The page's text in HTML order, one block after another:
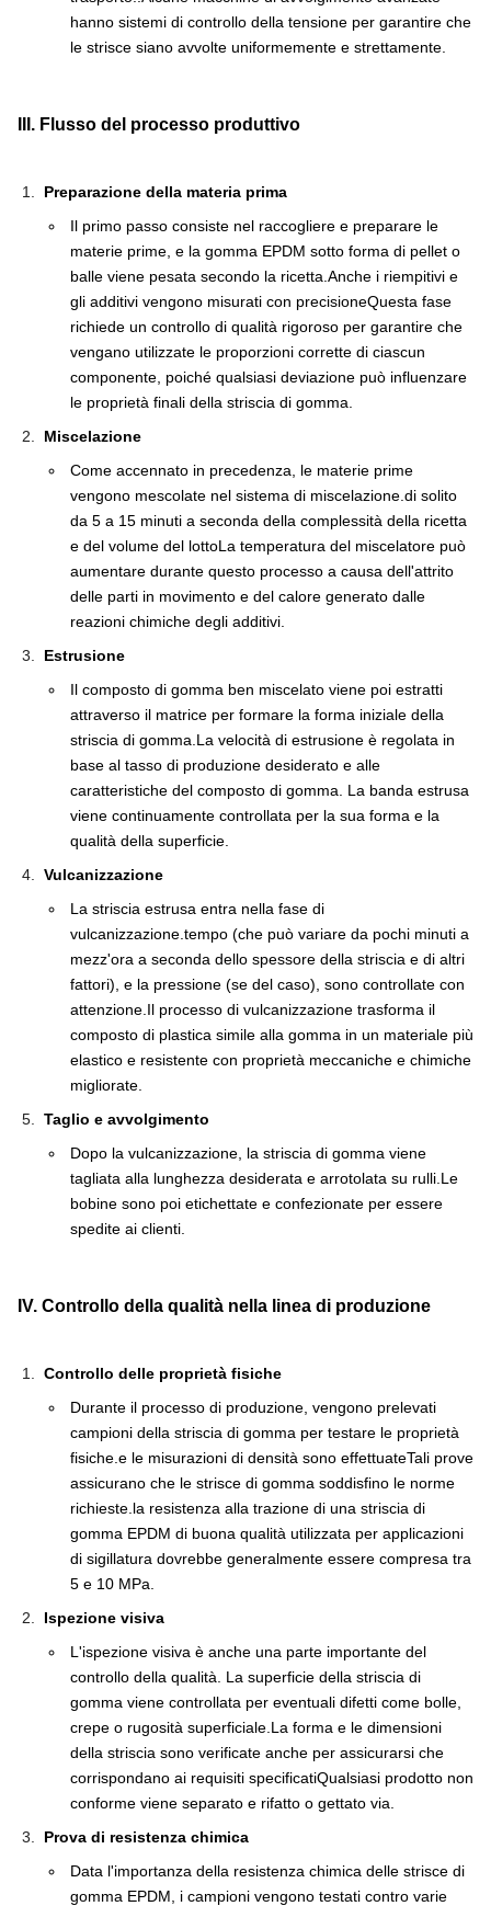
hanno sistemi di controllo della tensione per garantire che
le strisce siano avvolte uniformemente e strettamente.
III. Flusso del processo produttivo
Preparazione della materia prima
Il primo passo consiste nel raccogliere e preparare le
materie prime, e la gomma EPDM sotto forma di pellet o
balle viene pesata secondo la ricetta.Anche i riempitivi e
gli additivi vengono misurati con precisioneQuesta fase
richiede un controllo di qualità rigoroso per garantire che
vengano utilizzate le proporzioni corrette di ciascun
componente, poiché qualsiasi deviazione può influenzare
le proprietà finali della striscia di gomma.
Miscelazione
Come accennato in precedenza, le materie prime
vengono mescolate nel sistema di miscelazione.di solito
da 5 a 15 minuti a seconda della complessità della ricetta
e del volume del lottoLa temperatura del miscelatore può
aumentare durante questo processo a causa dell'attrito
delle parti in movimento e del calore generato dalle
reazioni chimiche degli additivi.
Estrusione
Il composto di gomma ben miscelato viene poi estratti
attraverso il matrice per formare la forma iniziale della
striscia di gomma.La velocità di estrusione è regolata in
base al tasso di produzione desiderato e alle
caratteristiche del composto di gomma. La banda estrusa
viene continuamente controllata per la sua forma e la
qualità della superficie.
Vulcanizzazione
La striscia estrusa entra nella fase di
vulcanizzazione.tempo (che può variare da pochi minuti a
mezz'ora a seconda dello spessore della striscia e di altri
fattori), e la pressione (se del caso), sono controllate con
attenzione.Il processo di vulcanizzazione trasforma il
composto di plastica simile alla gomma in un materiale più
elastico e resistente con proprietà meccaniche e chimiche
migliorate.
Taglio e avvolgimento
Dopo la vulcanizzazione, la striscia di gomma viene
tagliata alla lunghezza desiderata e arrotolata su rulli.Le
bobine sono poi etichettate e confezionate per essere
spedite ai clienti.
IV. Controllo della qualità nella linea di produzione
Controllo delle proprietà fisiche
Durante il processo di produzione, vengono prelevati
campioni della striscia di gomma per testare le proprietà
fisiche.e le misurazioni di densità sono effettuateTali prove
assicurano che le strisce di gomma soddisfino le norme
richieste.la resistenza alla trazione di una striscia di
gomma EPDM di buona qualità utilizzata per applicazioni
di sigillatura dovrebbe generalmente essere compresa tra
5 e 10 MPa.
Ispezione visiva
L'ispezione visiva è anche una parte importante del
controllo della qualità. La superficie della striscia di
gomma viene controllata per eventuali difetti come bolle,
crepe o rugosità superficiale.La forma e le dimensioni
della striscia sono verificate anche per assicurarsi che
corrispondano ai requisiti specificatiQualsiasi prodotto non
conforme viene separato e rifatto o gettato via.
Prova di resistenza chimica
Data l'importanza della resistenza chimica delle strisce di
gomma EPDM, i campioni vengono testati contro varie